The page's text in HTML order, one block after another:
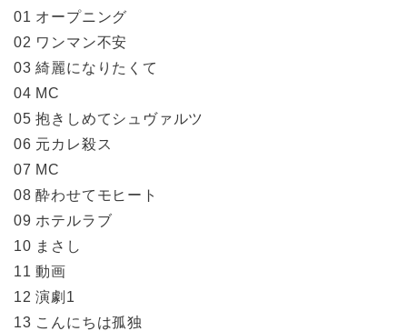
01 オープニング
02 ワンマン不安
03 綺麗になりたくて
04 MC
05 抱きしめてシュヴァルツ
06 元カレ殺ス
07 MC
08 酔わせてモヒート
09 ホテルラブ
10 まさし
11 動画
12 演劇1
13 こんにちは孤独